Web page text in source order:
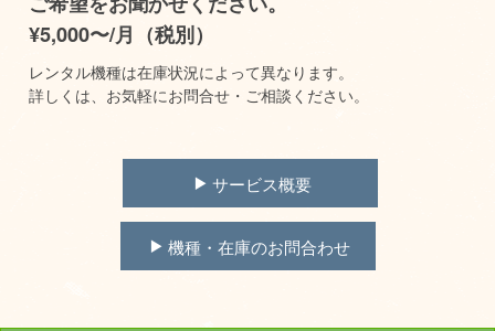
¥5,000〜/月（税別）
レンタル機種は在庫状況によって異なります。
詳しくは、お気軽にお問合せ・ご相談ください。
サービス概要
機種・在庫のお問合わせ